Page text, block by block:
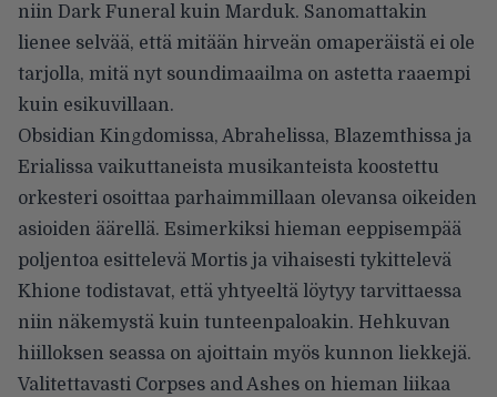
niin Dark Funeral kuin Marduk. Sanomattakin
lienee selvää, että mitään hirveän omaperäistä ei ole
tarjolla, mitä nyt soundimaailma on astetta raaempi
kuin esikuvillaan.
Obsidian Kingdomissa, Abrahelissa, Blazemthissa ja
Erialissa vaikuttaneista musikanteista koostettu
orkesteri osoittaa parhaimmillaan olevansa oikeiden
asioiden äärellä. Esimerkiksi hieman eeppisempää
poljentoa esittelevä Mortis ja vihaisesti tykittelevä
Khione todistavat, että yhtyeeltä löytyy tarvittaessa
niin näkemystä kuin tunteenpaloakin. Hehkuvan
hiilloksen seassa on ajoittain myös kunnon liekkejä.
Valitettavasti Corpses and Ashes on hieman liikaa